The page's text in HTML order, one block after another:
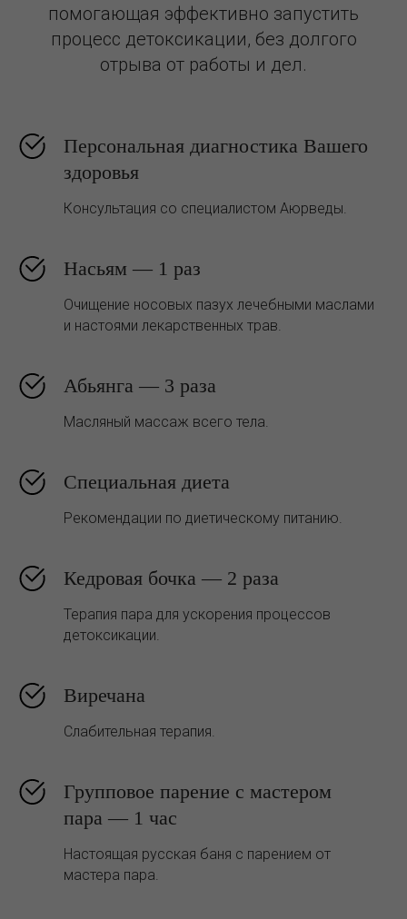
помогающая эффективно запустить
процесс детоксикации, без долгого
отрыва от работы и дел.
Персональная диагностика Вашего
здоровья
Консультация со специалистом Аюрведы.
Насьям — 1 раз
Очищение носовых пазух лечебными маслами
и настоями лекарственных трав.
Абьянга — 3 раза
Масляный массаж всего тела.
Специальная диета
Рекомендации по диетическому питанию.
Кедровая бочка — 2 раза
Терапия пара для ускорения процессов
детоксикации.
Виречана
Слабительная терапия.
Групповое парение с мастером
пара — 1 час
Настоящая русская баня с парением от
мастера пара.